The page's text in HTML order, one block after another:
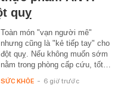
quỵ
Toàn món "vạn người mê"
nhưng cũng là "kẻ tiếp tay" cho
đột quỵ. Nếu không muốn sớm
nằm trong phòng cấp cứu, tốt…
SỨC KHỎE - 6 giờ trước